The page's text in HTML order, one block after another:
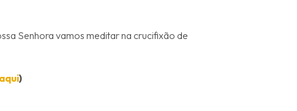
Senhora vamos meditar na crucifixão de
)